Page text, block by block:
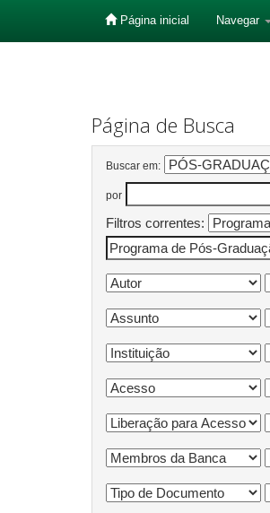
Página inicial Navegar
Página de Busca
Buscar em:
por
Filtros correntes: